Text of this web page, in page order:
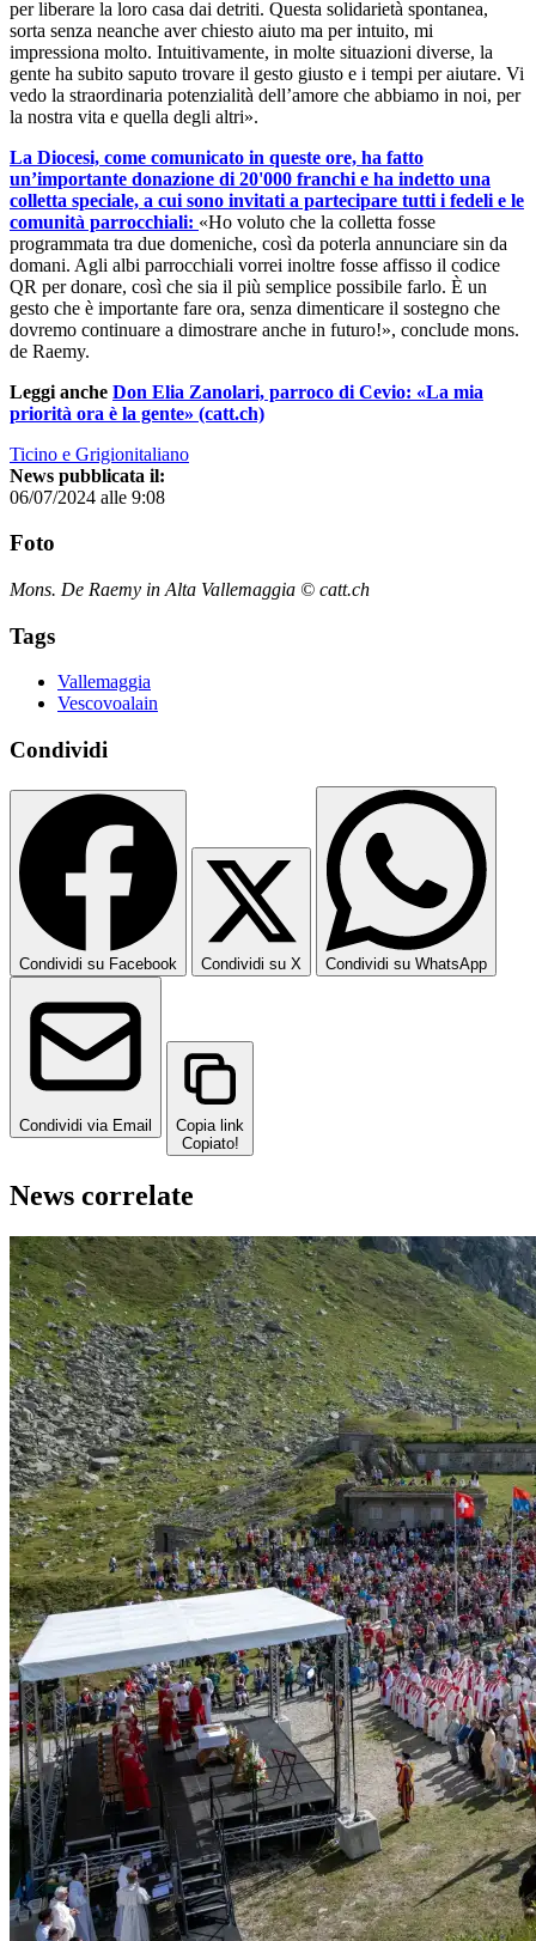
per liberare la loro casa dai detriti. Questa solidarietà spontanea,
sorta senza neanche aver chiesto aiuto ma per intuito, mi
impressiona molto. Intuitivamente, in molte situazioni diverse, la
gente ha subito saputo trovare il gesto giusto e i tempi per aiutare. Vi
vedo la straordinaria potenzialità dell’amore che abbiamo in noi, per
la nostra vita e quella degli altri».
La Diocesi, come comunicato in queste ore, ha fatto
un’importante donazione di 20'000 franchi e ha indetto una
colletta speciale, a cui sono invitati a partecipare tutti i fedeli e le
comunità parrocchiali: «Ho voluto che la colletta fosse
programmata tra due domeniche, così da poterla annunciare sin da
domani. Agli albi parrocchiali vorrei inoltre fosse affisso il codice
QR per donare, così che sia il più semplice possibile farlo. È un
gesto che è importante fare ora, senza dimenticare il sostegno che
dovremo continuare a dimostrare anche in futuro!», conclude mons.
de Raemy.
Leggi anche Don Elia Zanolari, parroco di Cevio: «La mia
priorità ora è la gente» (catt.ch)
Ticino e Grigionitaliano
News pubblicata il:
06/07/2024 alle 9:08
Foto
Mons. De Raemy in Alta Vallemaggia © catt.ch
Tags
Vallemaggia
Vescovoalain
Condividi
Condividi su Facebook Condividi su X Condividi su WhatsApp
Condividi via Email
Copia link
Copiato!
News correlate